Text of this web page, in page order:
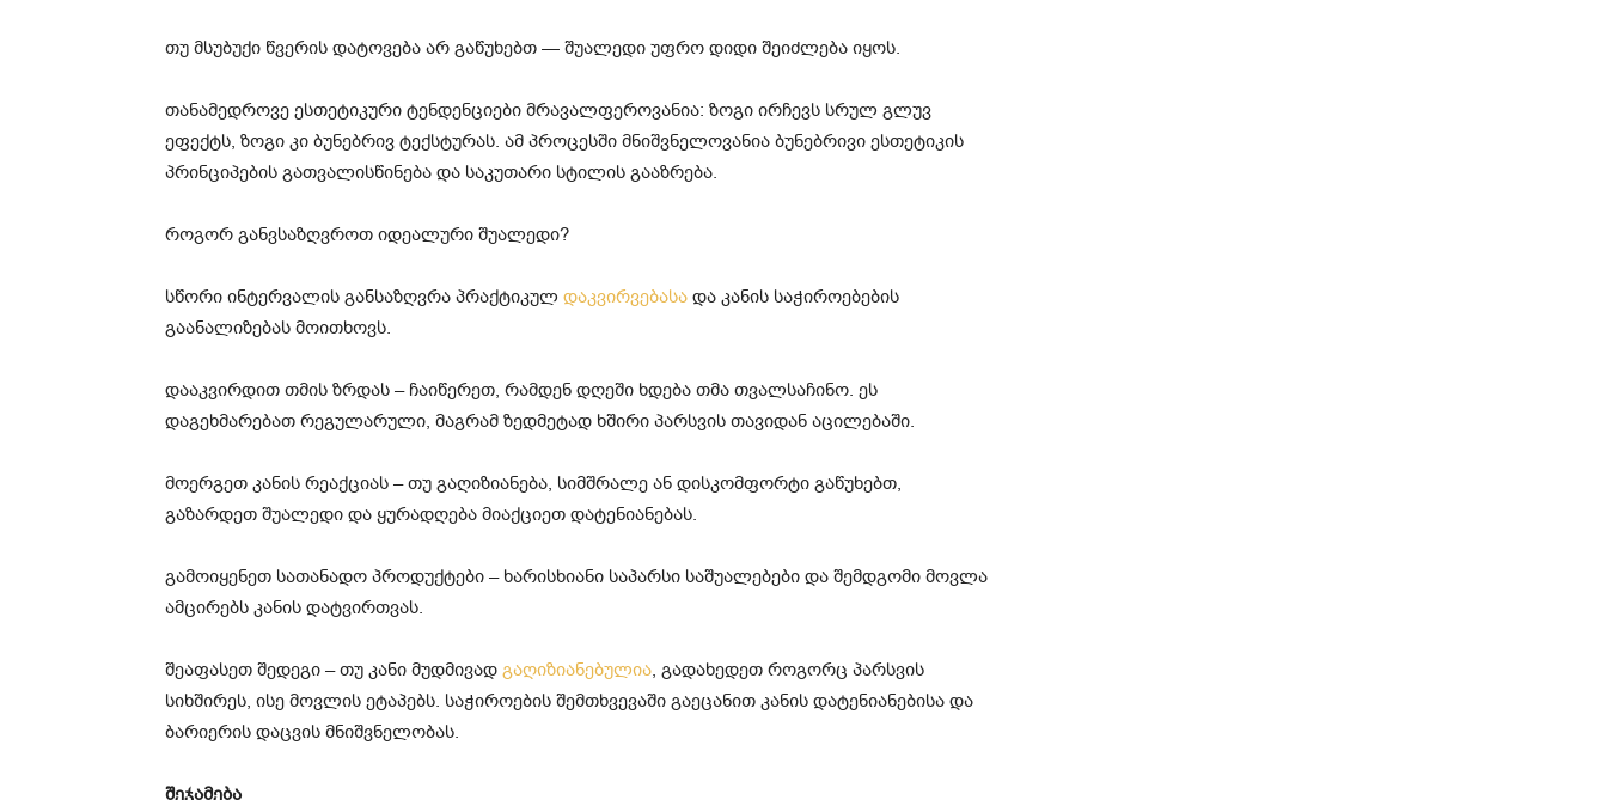
თუ მსუბუქი წვერის დატოვება არ გაწუხებთ — შუალედი უფრო დიდი შეიძლება იყოს.
თანამედროვე ესთეტიკური ტენდენციები მრავალფეროვანია: ზოგი ირჩევს სრულ გლუვ
ეფექტს, ზოგი კი ბუნებრივ ტექსტურას. ამ პროცესში მნიშვნელოვანია ბუნებრივი ესთეტიკის
პრინციპების გათვალისწინება და საკუთარი სტილის გააზრება.
როგორ განვსაზღვროთ იდეალური შუალედი?
სწორი ინტერვალის განსაზღვრა პრაქტიკულ დაკვირვებასა და კანის საჭიროებების
გაანალიზებას მოითხოვს.
დააკვირდით თმის ზრდას – ჩაიწერეთ, რამდენ დღეში ხდება თმა თვალსაჩინო. ეს
დაგეხმარებათ რეგულარული, მაგრამ ზედმეტად ხშირი პარსვის თავიდან აცილებაში.
მოერგეთ კანის რეაქციას – თუ გაღიზიანება, სიმშრალე ან დისკომფორტი გაწუხებთ,
გაზარდეთ შუალედი და ყურადღება მიაქციეთ დატენიანებას.
გამოიყენეთ სათანადო პროდუქტები – ხარისხიანი საპარსი საშუალებები და შემდგომი მოვლა
ამცირებს კანის დატვირთვას.
შეაფასეთ შედეგი – თუ კანი მუდმივად გაღიზიანებულია, გადახედეთ როგორც პარსვის
სიხშირეს, ისე მოვლის ეტაპებს. საჭიროების შემთხვევაში გაეცანით კანის დატენიანებისა და
ბარიერის დაცვის მნიშვნელობას.
შეჯამება